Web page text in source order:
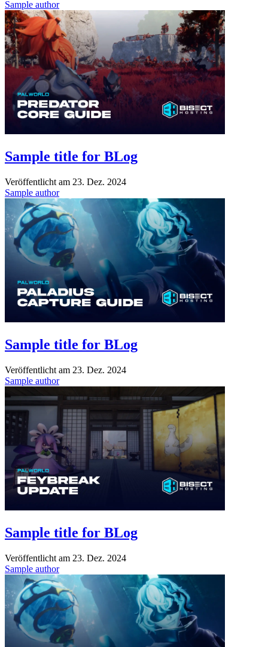
Sample author
Sample title for BLog
Veröffentlicht am 23. Dez. 2024
Sample author
Sample title for BLog
Veröffentlicht am 23. Dez. 2024
Sample author
Sample title for BLog
Veröffentlicht am 23. Dez. 2024
Sample author